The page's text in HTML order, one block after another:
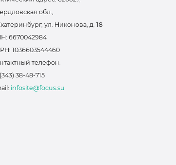
обл.,
ул. Никонова, д. 18
6670042984
1036603544460
телефон:
38-48-715
infosite@focus.su